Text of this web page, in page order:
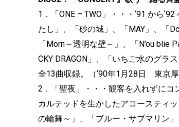
1．「ONE – TWO」・・・‘91 から
たし」、「砂の城」、「MAY」、「
「Morn～透明な壁～」、「N’ou
CKY DRAGON」、「いちご水のグラス
全13曲収録。（‘90年1月28日 東京厚
2．「聖夜」・・・観客を⼊れずに
カルテッドを⽣かしたアコースティ
の輪舞～」、「ブルー・サブマリン